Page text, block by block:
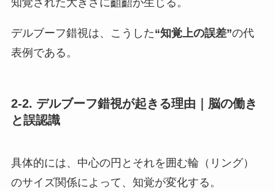
知覚された大きさに齟齬が生じる。
デルブーフ錯視は、こうした“知覚上の誤差”の代
表例である。
2-2. デルブーフ錯視が起きる理由｜脳の働き
と誤認識
具体的には、中心の円とそれを囲む輪（リング）
のサイズ関係によって、知覚が変化する。